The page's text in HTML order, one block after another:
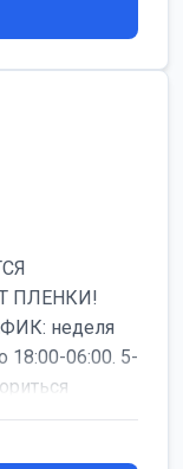
ПЛЕНКИ!
неделя
18:00-06:00. 5-